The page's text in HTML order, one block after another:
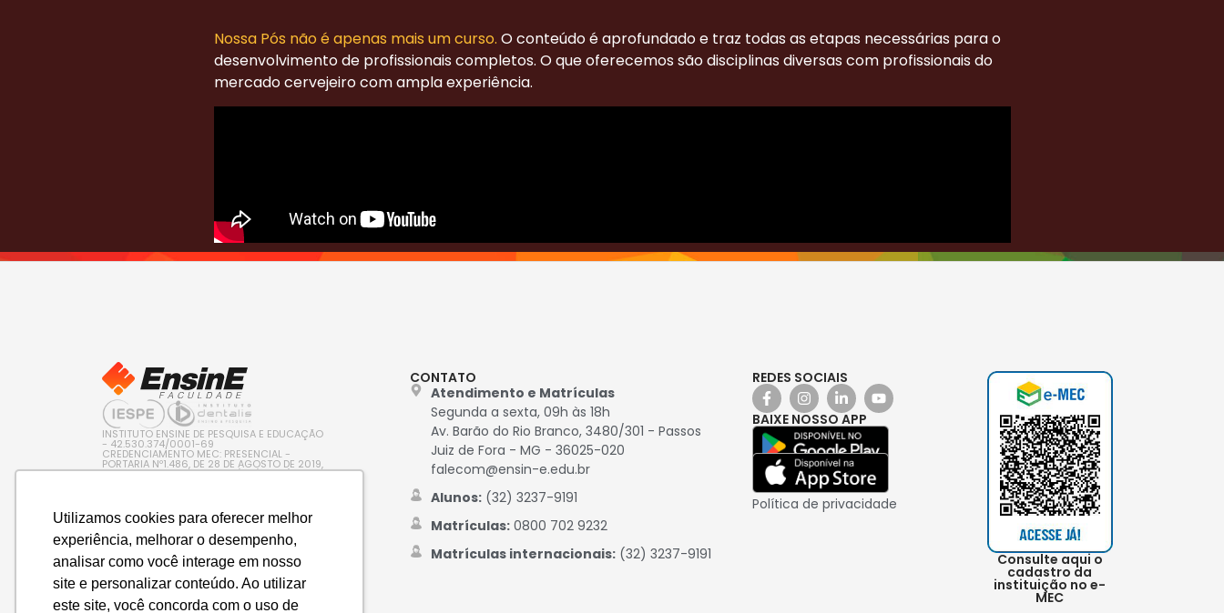
Utilizamos cookies para oferecer melhor
experiência, melhorar o desempenho,
analisar como você interage em nosso
site e personalizar conteúdo. Ao utilizar
este site, você concorda com o uso de
Nossa Pós não é apenas mais um curso. O conteúdo é aprofundado e traz todas as etapas necessárias para o
desenvolvimento de profissionais completos. O que oferecemos são disciplinas diversas com profissionais do
mercado cervejeiro com ampla experiência.
INSTITUTO ENSINE DE PESQUISA E EDUCAÇÃO
- 42.530.374/0001-69
CREDENCIAMENTO MEC: PRESENCIAL -
PORTARIA Nº1.486, DE 28 DE AGOSTO DE 2019,
PUBLICADA NO D.O.U. EM 29/08/2019 / EAD –
CONTATO
Atendimento e Matrículas
Segunda a sexta, 09h às 18h
Av. Barão do Rio Branco, 3480/301 - Passos
Juiz de Fora - MG - 36025-020
falecom@ensin-e.edu.br
Alunos:(32) 3237-9191
Matrículas:0800 702 9232
Matrículas internacionais:(32) 3237-9191
REDES SOCIAIS
BAIXE NOSSO APP
Política de privacidade
Consulte aqui o
cadastro da
instituição no e-
MEC